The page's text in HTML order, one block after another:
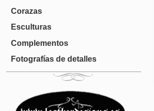
Corazas
Esculturas
Complementos
Fotografías de detalles